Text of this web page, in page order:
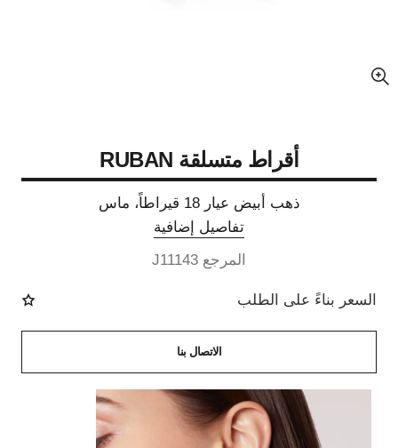
عرض مكبّر عن الصورة
أقراط متسلقة RUBAN
ذهب أبيض عيار 18 قيراطاً، ماس
تفاصيل إضافية
المرجع J11143
السعر بناءً على الطلب
الاتصال بنا